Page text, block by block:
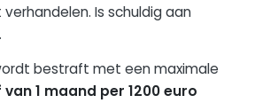
Is schuldig aan
.
bestraft met een maximale
1 maand per 1200 euro